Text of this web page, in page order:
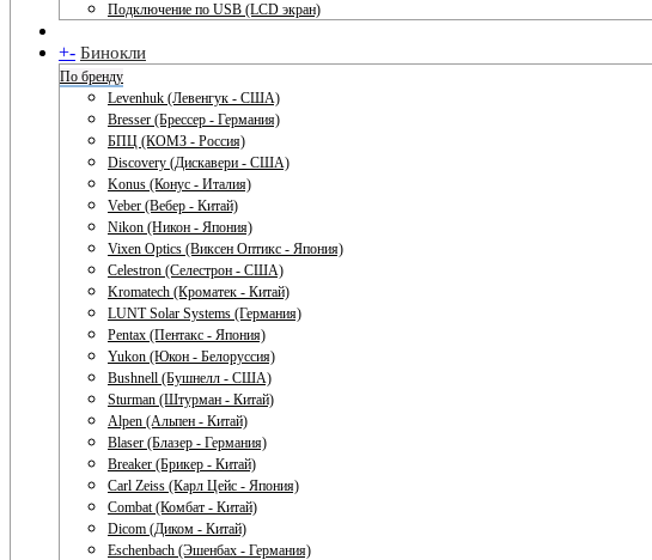
Подключение по USB (LCD экран)
+- Бинокли
По бренду
Levenhuk (Левенгук - США)
Bresser (Брессер - Германия)
БПЦ (КОМЗ - Россия)
Discovery (Дискавери - США)
Konus (Конус - Италия)
Veber (Вебер - Китай)
Nikon (Никон - Япония)
Vixen Optics (Виксен Оптикс - Япония)
Celestron (Селестрон - США)
Kromatech (Кроматек - Китай)
LUNT Solar Systems (Германия)
Pentax (Пентакс - Япония)
Yukon (Юкон - Белоруссия)
Bushnell (Бушнелл - США)
Sturman (Штурман - Китай)
Alpen (Альпен - Китай)
Blaser (Блазер - Германия)
Breaker (Брикер - Китай)
Carl Zeiss (Карл Цейс - Япония)
Combat (Комбат - Китай)
Dicom (Диком - Китай)
Eschenbach (Эшенбах - Германия)